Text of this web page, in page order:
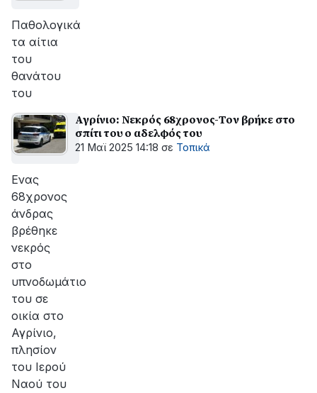
Παθολογικά
τα αίτια
του
θανάτου
του
Αγρίνιο: Νεκρός 68χρονος-Τον βρήκε στο
σπίτι του ο αδελφός του
21 Μαϊ 2025 14:18 σε Τοπικά
Ενας
68χρονος
άνδρας
βρέθηκε
νεκρός
στο
υπνοδωμάτιο
του σε
οικία στο
Αγρίνιο,
πλησίον
του Ιερού
Ναού του